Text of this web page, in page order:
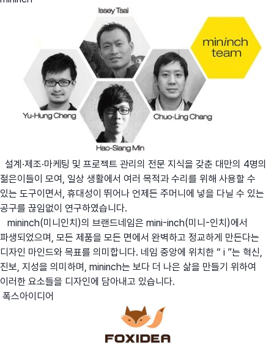
설계·제조·마케팅 및 프로젝트 관리의 전문 지식을 갖춘 대만의 4명의
젊은이들이 모여, 일상 생활에서 여러 목적과 수리를 위해 사용할 수
있는 도구이면서, 휴대성이 뛰어나 언제든 주머니에 넣을 다닐 수 있는
공구를 끊임없이 연구하였습니다.
mininch(미니인치)의 브랜드네임은 mini-inch(미니-인치)에서
파생되었으며, 모든 제품을 모든 면에서 완벽하고 정교하게 만든다는
디자인 마인드와 목표를 의미합니다. 네임 중앙에 위치한 “ i ”는 혁신,
진보, 지성을 의미하며, mininch는 보다 더 나은 삶을 만들기 위하여
이러한 요소들을 디자인에 담아내고 있습니다.
폭스아이디어